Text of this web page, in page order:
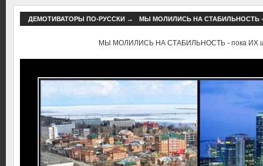
ДЕМОТИВАТОРЫ ПО-РУССКИ→ МЫ МОЛИЛИСЬ НА СТАБИЛЬНОСТЬ
МЫ МОЛИЛИСЬ НА СТАБИЛЬНОСТЬ - пока ИХ